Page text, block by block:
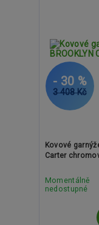
3 408 Kč
- 30 %
Kovové
Carter
Momentálně
nedostupné